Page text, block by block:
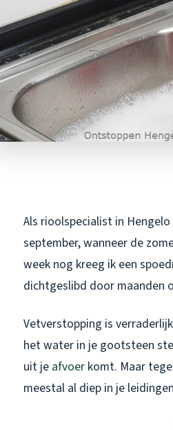
Als rioolspecialist in
september, wanneer de
week nog kreeg ik een
dichtgeslibd door maanden
Vetverstopping is
het water in je gootsteen
uit je afvoer komt. Maar
meestal al diep in je